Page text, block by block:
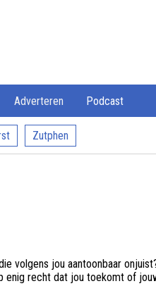
Adverteren Podcast
Zutphen
volgens jou aantoonbaar
enig recht dat jou toekomt of